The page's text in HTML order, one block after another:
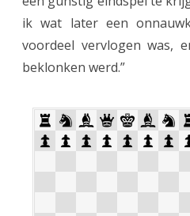
ik wat later een
voordeel vervlogen was,
beklonken werd.”